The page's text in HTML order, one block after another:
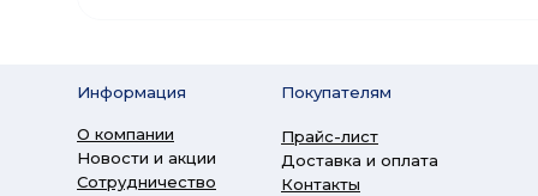
Информация
О компании
Новости и акции
Сотрудничество
Покупателям
Прайс-лист
Доставка и оплата
Контакты